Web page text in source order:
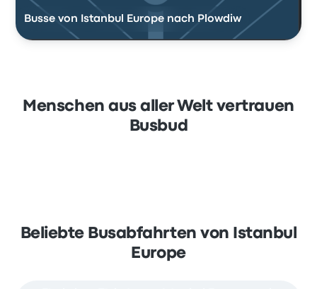
Busse von Istanbul Europe nach Plowdiw
Menschen aus aller Welt vertrauen
Busbud
Beliebte Busabfahrten von Istanbul
Europe